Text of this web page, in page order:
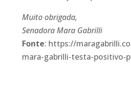
Muito obrigada,
Senadora Mara Gabrilli
Fonte: https://
mara-gabrilli-testa-positivo-